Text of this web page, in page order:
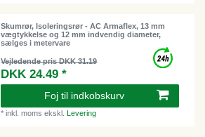
Skumrør, Isoleringsrør - AC Armaflex, 13 mm
vægtykkelse og 12 mm indvendig diameter,
sælges i metervare
Vejledende pris DKK 31.19
DKK 24.49 *
Foj til indkobskurv
*inkl. moms ekskl.Levering